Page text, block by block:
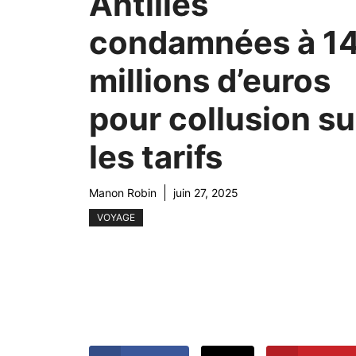
condamnées à
millions d’euros
pour collusion
les tarifs
Manon Robin juin 27, 2025
VOYAGE